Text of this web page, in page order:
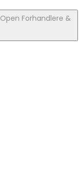
Open Forhandlere &